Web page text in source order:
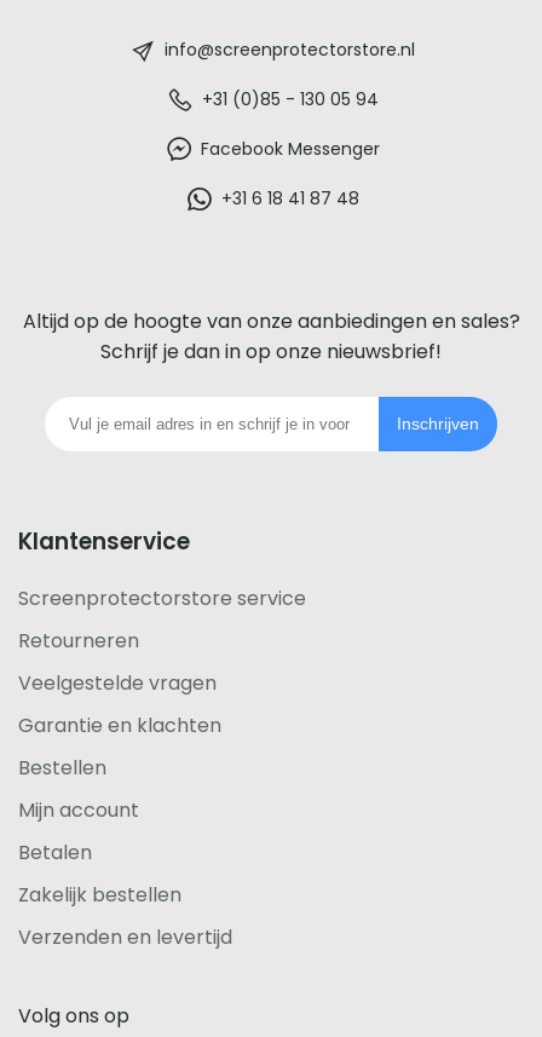
voor
iedere
telefoon
info@screenprotectorstore.nl
+31 (0)85 - 130 05 94
Facebook Messenger
+31 6 18 41 87 48
Altijd op de hoogte van onze aanbiedingen en sales?
Schrijf je dan in op onze nieuwsbrief!
Inschrijven
Klantenservice
Screenprotectorstore service
Retourneren
Veelgestelde vragen
Garantie en klachten
Bestellen
Mijn account
Betalen
Zakelijk bestellen
Verzenden en levertijd
Volg ons op